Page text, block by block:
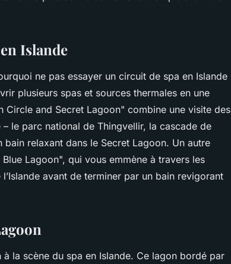
Islande
ne pas essayer un circuit de spa en Islande
plusieurs spas et sources thermales en une
Circle and Secret Lagoon" combine une visite des
– le parc national de Thingvellir, la cascade de
relaxant dans le Secret Lagoon. Un autre
Lagoon", qui vous emmène à travers les
avant de terminer par un bain revigorant
la scène du spa en Islande. Ce lagon bordé par